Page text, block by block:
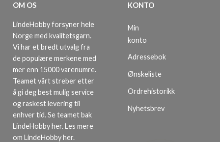
OM OS
LindeHobby forsyner hele
Norge med kvalitetsgarn.
Vi har et bredt utvalg fra
de populære merkene med
mer enn 15000 varenumre.
Teamet vårt streber etter
å gi deg best mulig service
og raskest levering til
enhver tid. Se teamet bak
LindeHobby her.Les mere
om LindeHobby her.
KONTO
Min
konto
Adressebok
Ønskeliste
Ordrehistorikk
Nyhetsbrev